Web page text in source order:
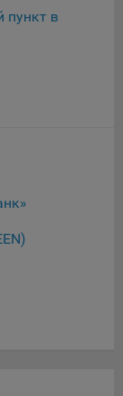
ограничить
и
ранее
ознакомиться,
браузеров:
пункт в